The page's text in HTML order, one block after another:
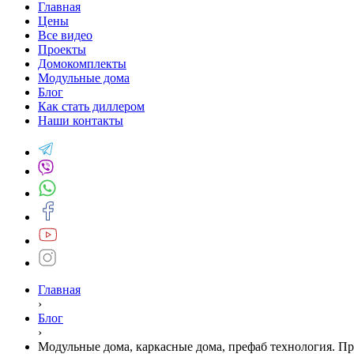
Главная
Цены
Все видео
Проекты
Домокомплекты
Модульные дома
Блог
Как стать диллером
Наши контакты
Главная
›
Блог
›
Модульные дома, каркасные дома, префаб технология.